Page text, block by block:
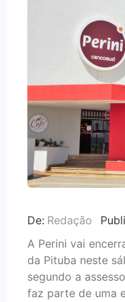
De: Redação
A Perini vai
da Pituba neste
segundo a
faz parte de uma